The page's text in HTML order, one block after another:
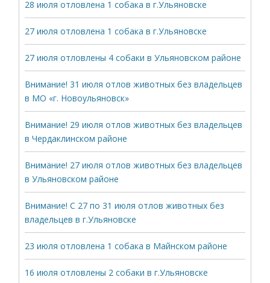
28 июля отловлена 1 собака в г.Ульяновске
27 июля отловлена 1 собака в г.Ульяновске
27 июля отловлены 4 собаки в Ульяновском районе
Внимание! 31 июля отлов животных без владельцев
в МО «г. Новоульяновск»
Внимание! 29 июля отлов животных без владельцев
в Чердаклинском районе
Внимание! 27 июля отлов животных без владельцев
в Ульяновском районе
Внимание! С 27 по 31 июля отлов животных без
владельцев в г.Ульяновске
23 июля отловлена 1 собака в Майнском районе
16 июля отловлены 2 собаки в г.Ульяновске